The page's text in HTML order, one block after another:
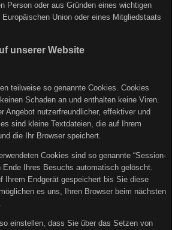
Person oder aus Gründen eines wichtigen
Union oder eines Mitgliedstaats
unserer Website
teilweise so genannte Cookies. Cookies
Schaden an und enthalten keine Viren.
Angebot nutzerfreundlicher, effektiver und
sind kleine Textdateien, die auf Ihrem
die Ihr Browser speichert.
Cookies sind so genannte “Session-
Ende Ihres Besuchs automatisch gelöscht.
Ihrem Endgerät gespeichert bis Sie diese
es uns, Ihren Browser beim nächsten
einstellen, dass Sie über das Setzen von